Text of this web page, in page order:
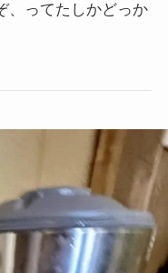
、ってたしかどっか